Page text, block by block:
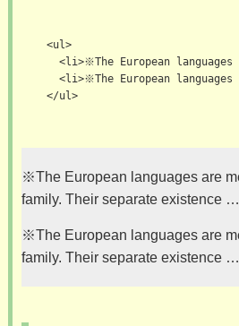
    <ul>
<li>※The European languages
<li>※The European languages
    </ul>
※The European languages are
family. Their separate existence …
※The European languages are
family. Their separate existence …